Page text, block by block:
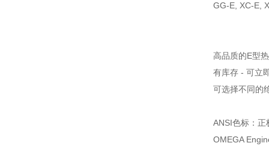
GG-E, XC-E,
高品质的E型
有库存 - 可立
可选择不同的
ANSI色标：正
OMEGA